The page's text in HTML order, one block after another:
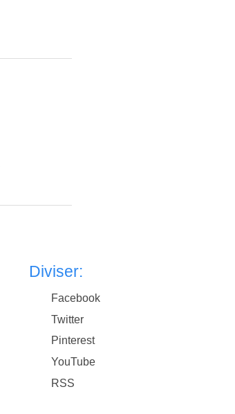
Diviser:
Facebook
Twitter
Pinterest
YouTube
RSS